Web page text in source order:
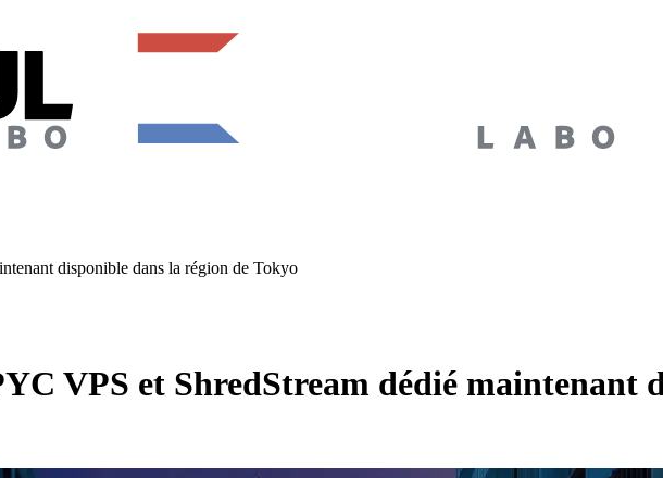
disponible dans la région de Tokyo
VPS et ShredStream dédié maintenant